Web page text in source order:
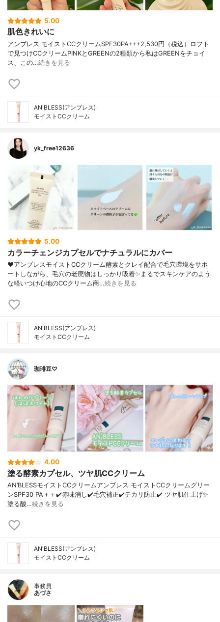
5.00
肌色きれいに
アンブレス モイストCCクリームSPF30PA+++2,530円（税込）ロフト
で見つけCCクリームPINKとGREENの2種類から私はGREENをチョイ
ス、この…続きを見る
AN'BLESS(アンブレス)
モイストCCクリーム
yk_free12636
5.00
カラーチェンジカプセルでナチュラルにカバー
❤︎アンブレスモイストCCクリーム酵素とクレイ配合で毛穴環境をサポ
ートしながら、毛穴の老廃物はしっかり吸着✨まるでスキンケアのよう
な軽いつけ心地のCCクリーム商…続きを見る
AN'BLESS(アンブレス)
モイストCCクリーム
珈琲豆♡
4.00
塗る酵素カプセル、ツヤ肌CCクリーム
AN’BLESSモイストCCクリームアンブレス モイストCCクリームグリー
ンSPF30 PA＋＋✔️赤味消し✔️毛穴補正✔️テカリ防止✔️ ツヤ肌仕上げ✨
塗る酸…続きを見る
AN'BLESS(アンブレス)
モイストCCクリーム
事務員
あづさ